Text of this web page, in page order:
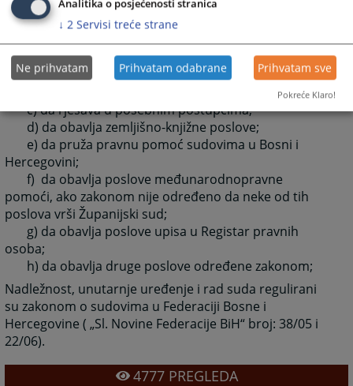
a) u svim prekršajnim predmetima i
b) odlučuje o zahtjevima za ponavljanje
prekršajnog postupka
- u drugim predmetima:
a) da sprovodi ovršni postupak;
c) da rješava u posebnim postupcima;
d) da obavlja zemljišno-knjižne poslove;
e) da pruža pravnu pomoć sudovima u Bosni i
Hercegovini;
f) da obavlja poslove međunarodnopravne
pomoći, ako zakonom nije određeno da neke od tih
poslova vrši Županijski sud;
g) da obavlja poslove upisa u Registar pravnih
osoba;
h) da obavlja druge poslove određene zakonom;
Nadležnost, unutarnje uređenje i rad suda regulirani
su zakonom o sudovima u Federaciji Bosne i
Hercegovine ( „Sl. Novine Federacije BiH“ broj: 38/05 i
22/06).
4777PREGLEDA
Analitika o posjećenosti stranica
↓ 2 Servisi treće strane
Ne prihvatam Prihvatam odabrane Prihvatam sve
Pokreće Klaro!